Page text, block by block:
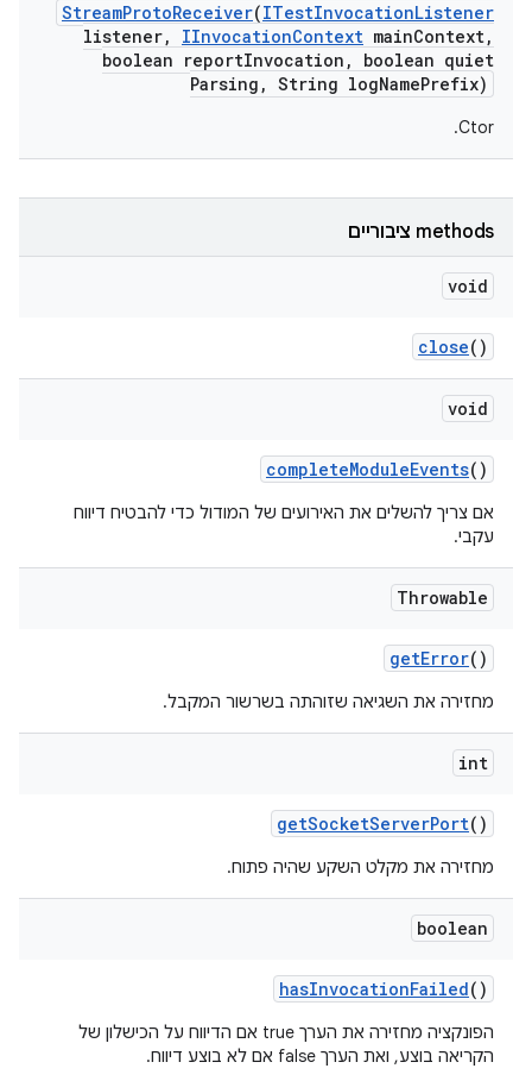
StreamProtoReceiver(ITestInvocationListener
listener, IInvocationContext mainContext,
boolean reportInvocation ,
boolean quiet
Parsing , String logNamePrefix)
Ctor.
‫methods ציבוריים
void
close()
void
completeModuleEvents()
אם צריך להשלים את האירועים של המודול כדי להבטיח דיווח
עקבי.
Throwable
getError()
מחזירה את השגיאה שזוהתה בשרשור המקבל.
int
getSocketServerPort()
מחזירה את מקלט השקע שהיה פתוח.
boolean
hasInvocationFailed()
הפונקציה מחזירה את הערך true אם הדיווח על הכישלון של
הקריאה בוצע, ואת הערך false אם לא בוצע דיווח.